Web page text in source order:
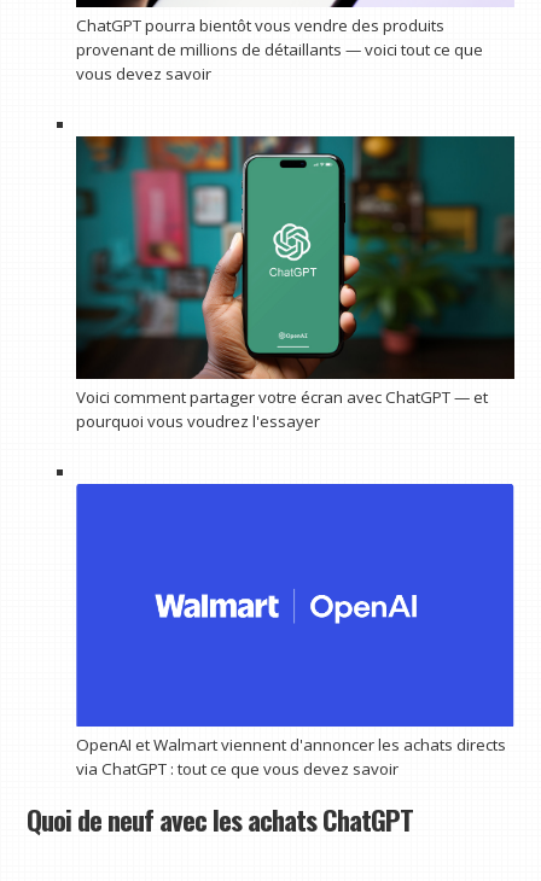
ChatGPT pourra bientôt vous vendre des produits
provenant de millions de détaillants — voici tout ce que
vous devez savoir
Voici comment partager votre écran avec ChatGPT — et
pourquoi vous voudrez l'essayer
OpenAI et Walmart viennent d'annoncer les achats directs
via ChatGPT : tout ce que vous devez savoir
Quoi de neuf avec les achats ChatGPT